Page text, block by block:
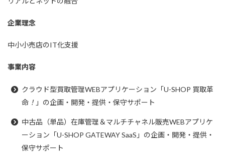
企業理念
中小小売店のIT化支援
事業内容
クラウド型買取管理WEBアプリケーション「U-SHOP 買取革
命 ！ 」の企画・開発・提供・保守サポート​
中古品（単品）在庫管理＆マルチチャネル販売WEBアプリケ
ーション「U-SHOP GATEWAY SaaS」の企画・開発・提供・
保守サポート